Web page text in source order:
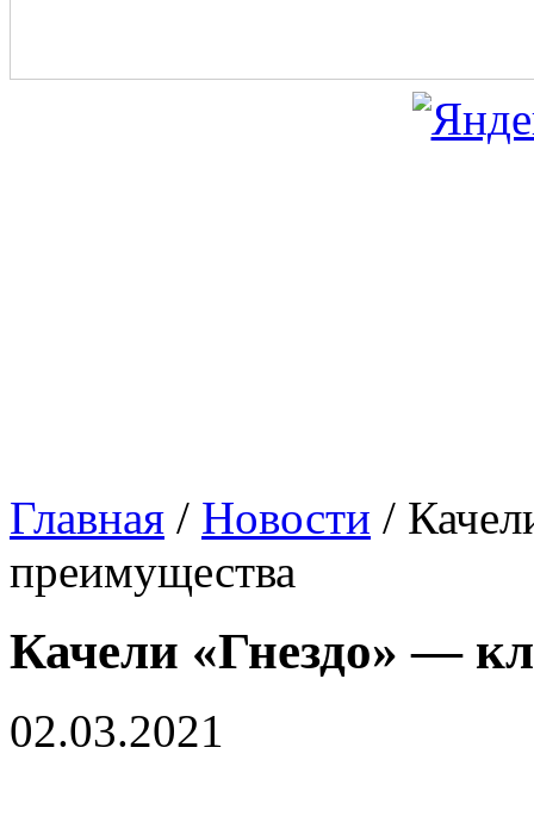
Главная / Новости /
преимущества
Качели «Гнездо» —
02.03.2021